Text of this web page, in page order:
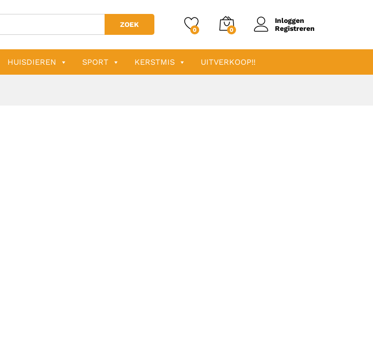
ZOEK
0 0
Inloggen
Registreren
HUISDIEREN SPORT KERSTMIS UITVERKOOP!!